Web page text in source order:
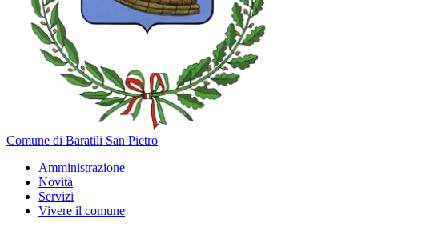
Comune di Baratili San Pietro
Amministrazione
Novità
Servizi
Vivere il comune